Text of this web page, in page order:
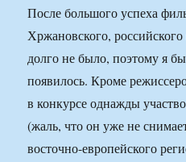
После большого успеха
Хржановского,
долго не было, поэтому я
появилось. Кроме
в конкурсе однажды
(жаль, что он уже не
восточно-европейского